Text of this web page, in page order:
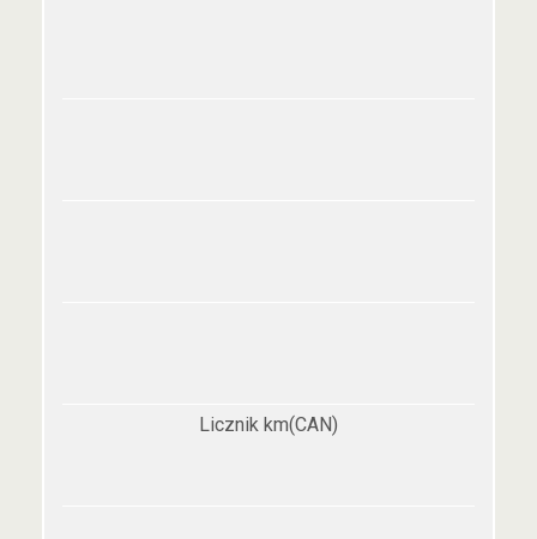
Licznik km(CAN)